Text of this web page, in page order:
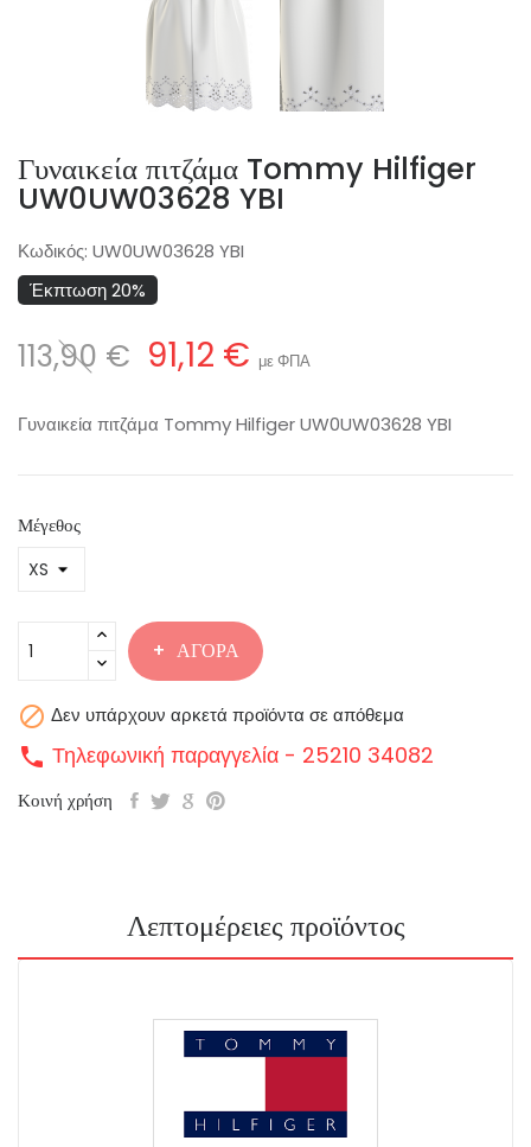
Γυναικεία πιτζάμα Tommy Hilfiger
UW0UW03628 YBI
Κωδικός: UW0UW03628 YBI
Έκπτωση 20%
113,90 € 91,12 € με ΦΠΑ
Γυναικεία πιτζάμα Tommy Hilfiger UW0UW03628 YBI
Μέγεθος
ΑΓΟΡΆ
 Δεν υπάρχουν αρκετά προϊόντα σε απόθεμα
call Τηλεφωνική παραγγελία - 25210 34082
Κοινή χρήση
Λεπτομέρειες προϊόντος